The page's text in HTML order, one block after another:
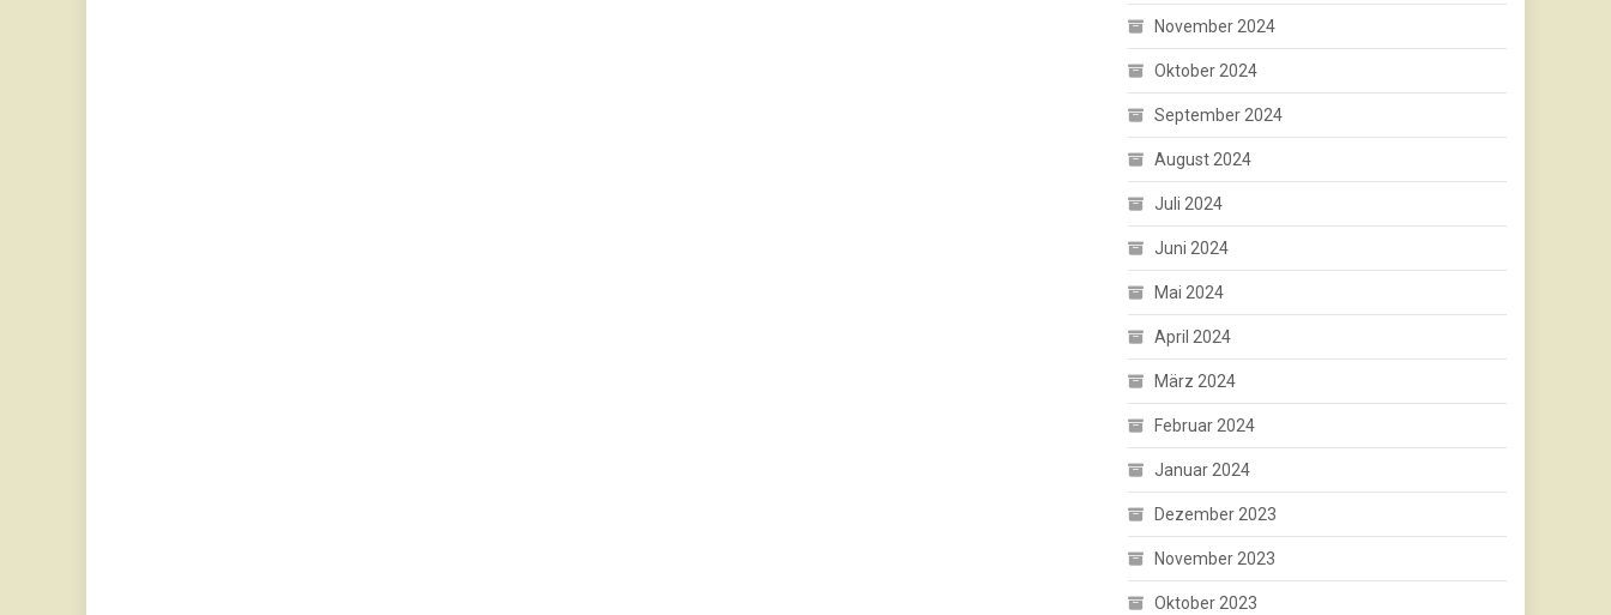
November 2024
Oktober 2024
September 2024
August 2024
Juli 2024
Juni 2024
Mai 2024
April 2024
März 2024
Februar 2024
Januar 2024
Dezember 2023
November 2023
Oktober 2023